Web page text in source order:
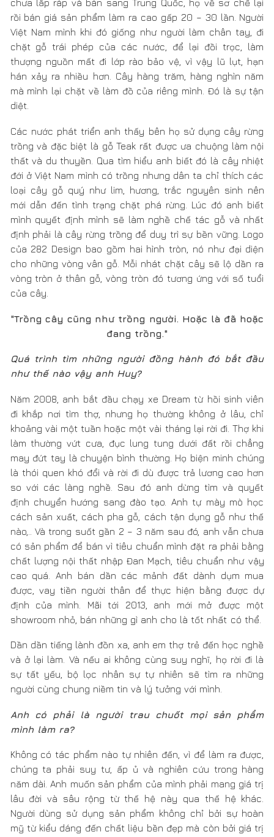
trồng và đặc biệt là gỗ Teak rất được ưa chuộng làm nội
thất và du thuyền. Qua tìm hiểu anh biết đó là cây nhiệt
đới ở Việt Nam mình có trồng nhưng dân ta chỉ thích các
loại cây gỗ quý như lim, hương, trắc nguyên sinh nên
mới dẫn đến tình trạng chặt phá rừng. Lúc đó anh biết
mình quyết định mình sẽ làm nghề chế tác gỗ và nhất
định phải là cây rừng trồng để duy trì sự bền vững. Logo
của 282 Design bao gồm hai hình tròn, nó như đại diện
vòng tròn ở thân gỗ, vòng tròn đó tương ứng với số tuổi
của cây.
"Trồng cây cũng như trồng người. Hoặc là đã hoặc
đang trồng."
Quá trình tìm những người đồng hành đó bắt đầu
như thế nào vậy anh Huy?
Năm 2008, anh bắt đầu chạy xe Dream từ hồi sinh viên
đi khắp nơi tìm thợ, nhưng họ thường không ở lâu, chỉ
khoảng vài một tuần hoặc một vài tháng lại rời đi. Thợ khi
làm thường vứt cưa, đục lung tung dưới đất rồi chẳng
may đứt tay là chuyện bình thường. Họ biện minh chúng
so với các làng nghề. Sau đó anh dừng tìm và quyết
định chuyển hướng sang đào tạo. Anh tự mày mò học
nào,.. Và trong suốt gần 2 – 3 năm sau đó, anh vẫn chưa
có sản phẩm để bán vì tiêu chuẩn mình đặt ra phải bằng
cao quá. Anh bán dần các mảnh đất dành dụm mua
được, vay tiền người thân để thực hiện bằng được dự
định của mình. Mãi tới 2013, anh mới mở được một
showroom nhỏ, bán những gì anh cho là tốt nhất có thể.
Dần dần tiếng lành đồn xa, anh em thợ trẻ đến học nghề
và ở lại làm. Và nếu ai không cùng suy nghĩ, họ rời đi là
sự tất yếu, bộ lọc nhân sự tự nhiên sẽ tìm ra những
người cùng chung niềm tin và lý tưởng với mình.
Anh có phải là người trau chuốt mọi sản phẩm
mình làm ra?
Không có tác phẩm nào tự nhiên đến, vì để làm ra được,
chúng ta phải suy tư, ấp ủ và nghiên cứu trong hàng
năm dài. Anh muốn sản phẩm của mình phải mang giá trị
lâu đời và sâu rộng từ thế hệ này qua thế hệ khác.
Người dùng sử dụng sản phẩm không chỉ bởi sự hoàn
tinh thần trong suốt thời gian sử dụng sản phẩm mang
lại. Hiểu được sứ mệnh đó, người thợ thủ công đã thổi
linh hồn vào những thứ họ làm, để:
“Mỗi sản phẩm chính
là một tác phẩm nghệ thuật đáng trân quý.”
cho tấm lát sau lưng tủ, dù chỗ đó không ai nhìn
thấy– Cách chúng ta làm một việc là cách chúng
thiện sản phẩm làm ra và rèn luyện bản thân,
chỉ cần một sự cẩu thả nhỏ cũng sẽ phá đi toàn
cảnh bức tranh."